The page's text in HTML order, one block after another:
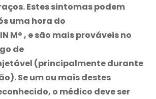
Estes sintomas podem
uma hora do
M®, e são mais prováveis no
de
(principalmente durante
Se um ou mais destes
o médico deve ser